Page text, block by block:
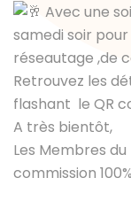
Avec une
samedi soir
réseautage ,de
Retrouvez les
flashant le QR
A très bientôt,
Les Membres
commission